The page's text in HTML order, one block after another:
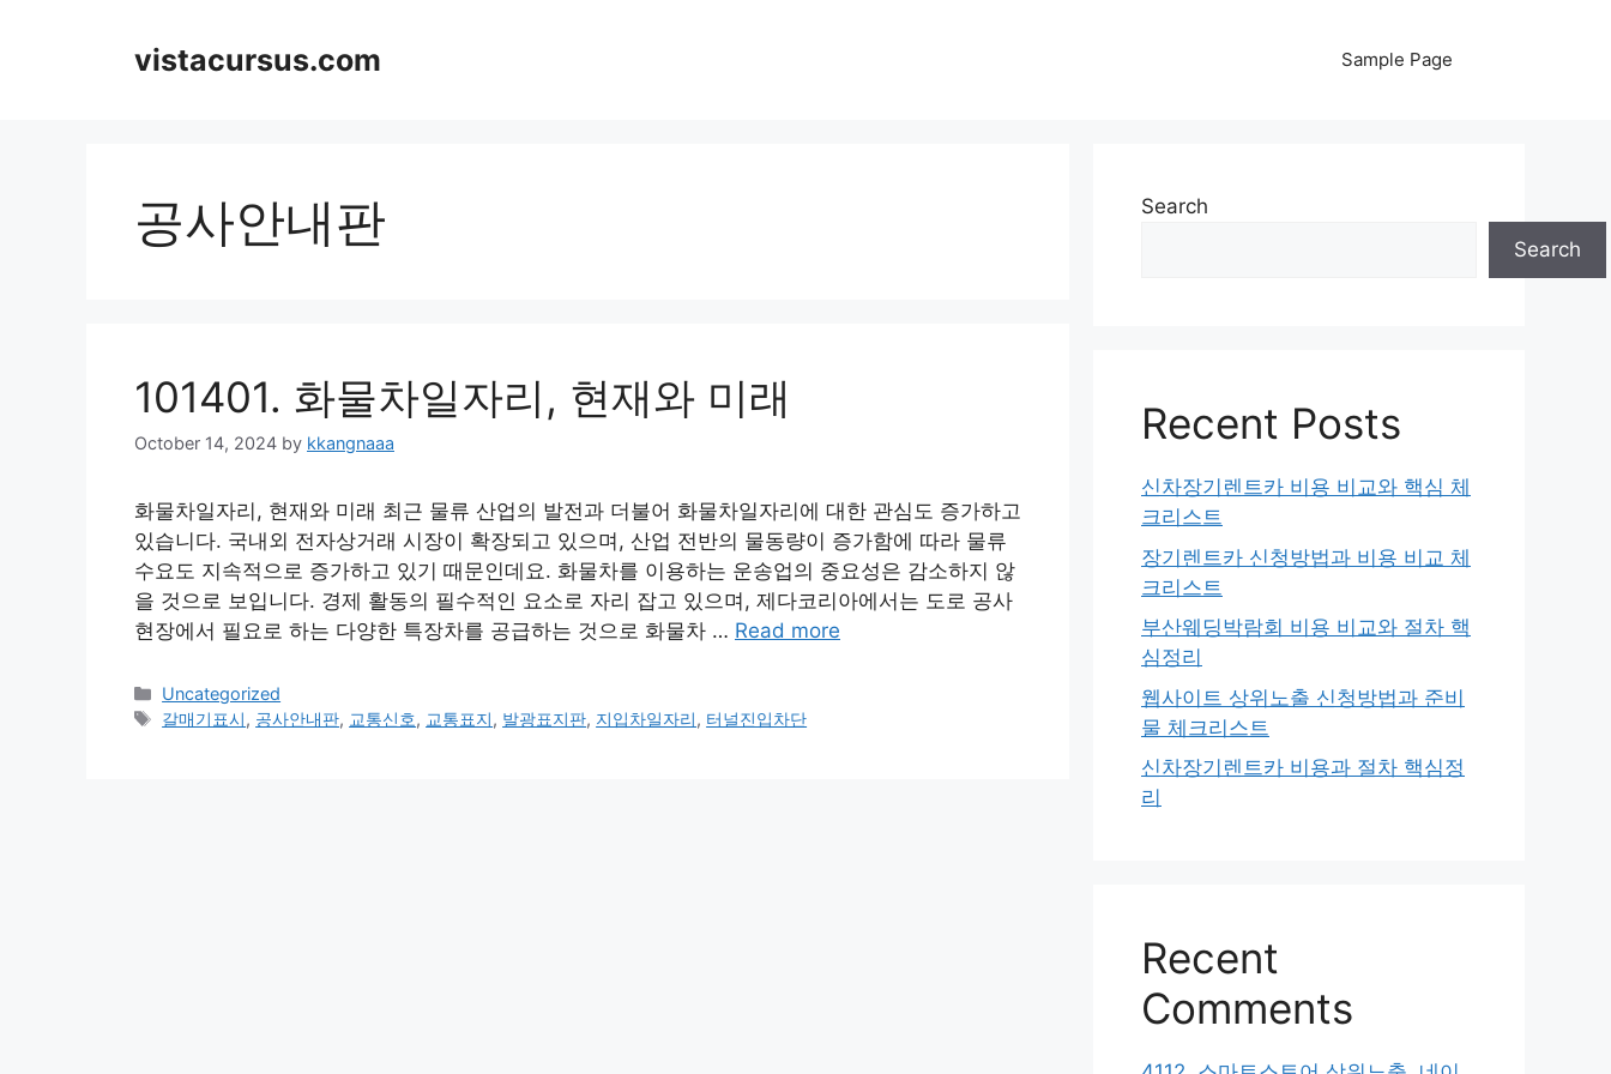
vistacursus.com Sample Page
공사안내판
101401. 화물차일자리, 현재와 미래
October 14, 2024 by kkangnaaa
화물차일자리, 현재와 미래 최근 물류 산업의 발전과 더불어 화물차일자리에 대한 관심도 증가하고
있습니다. 국내외 전자상거래 시장이 확장되고 있으며, 산업 전반의 물동량이 증가함에 따라 물류
수요도 지속적으로 증가하고 있기 때문인데요. 화물차를 이용하는 운송업의 중요성은 감소하지 않
을 것으로 보입니다. 경제 활동의 필수적인 요소로 자리 잡고 있으며, 제다코리아에서는 도로 공사
현장에서 필요로 하는 다양한 특장차를 공급하는 것으로 화물차 … Read more
Categories
Uncategorized
Tags
갈매기표시, 공사안내판, 교통신호, 교통표지, 발광표지판, 지입차일자리, 터널진입차단
Search
Search
Recent Posts
신차장기렌트카 비용 비교와 핵심 체
크리스트
장기렌트카 신청방법과 비용 비교 체
크리스트
부산웨딩박람회 비용 비교와 절차 핵
심정리
웹사이트 상위노출 신청방법과 준비
물 체크리스트
신차장기렌트카 비용과 절차 핵심정
리
Recent
Comments